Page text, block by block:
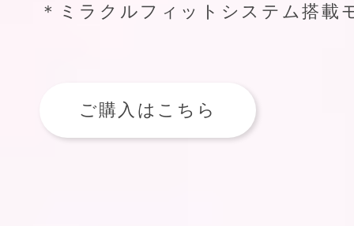
＊ミラクルフィットシステム搭載
ご購入はこちら